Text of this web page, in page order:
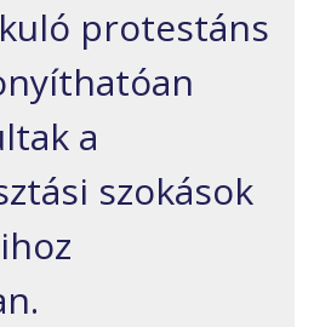
protestáns
a
szokások